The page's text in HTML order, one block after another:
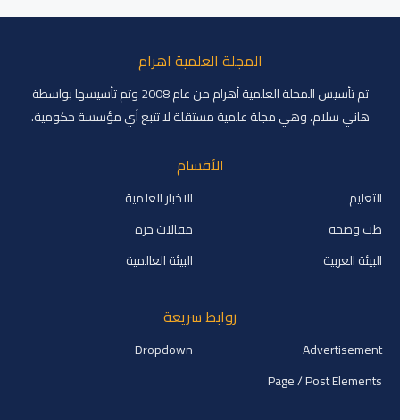
المجلة العلمية اهرام
تم تأسيس المجلة العلمية أهرام من عام 2008 وتم تأسيسها بواسطة
هاني سلام، وهي مجلة علمية مستقلة لا تتبع أي مؤسسة حكومية.
الأقسام
التعليم
الاخبار العلمية
طب وصحة
مقالات حرة
البيئة العربية
البيئة العالمية
روابط سريعة
Advertisement
Dropdown
Page / Post Elements